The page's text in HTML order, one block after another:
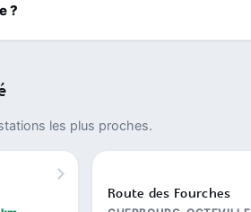
?
les plus proches.
Route des Fourches